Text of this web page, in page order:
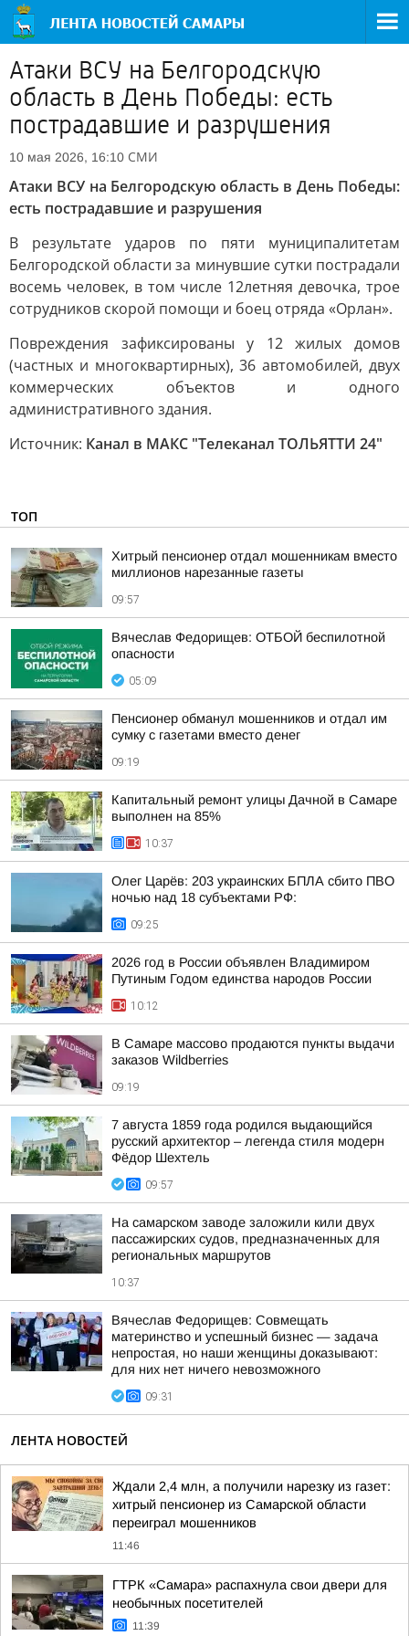
Атаки ВСУ на Белгородскую
область в День Победы: есть
пострадавшие и разрушения
10 мая 2026, 16:10 СМИ
Атаки ВСУ на Белгородскую область в День Победы:
есть пострадавшие и разрушения
В результате ударов по пяти муниципалитетам
Белгородской области за минувшие сутки пострадали
восемь человек, в том числе 12летняя девочка, трое
сотрудников скорой помощи и боец отряда «Орлан».
Повреждения зафиксированы у 12 жилых домов
(частных и многоквартирных), 36 автомобилей, двух
коммерческих объектов и одного
административного здания.
Источник: Канал в МАКС "Телеканал ТОЛЬЯТТИ 24"
ТОП
Хитрый пенсионер отдал мошенникам вместо
миллионов нарезанные газеты
09:57
Вячеслав Федорищев: ОТБОЙ беспилотной
опасности
05:09
Пенсионер обманул мошенников и отдал им
сумку с газетами вместо денег
09:19
Капитальный ремонт улицы Дачной в Самаре
выполнен на 85%
10:37
Олег Царёв: 203 украинских БПЛА сбито ПВО
ночью над 18 субъектами РФ:
09:25
2026 год в России объявлен Владимиром
Путиным Годом единства народов России
10:12
В Самаре массово продаются пункты выдачи
заказов Wildberries
09:19
7 августа 1859 года родился выдающийся
русский архитектор – легенда стиля модерн
Фёдор Шехтель
09:57
На самарском заводе заложили кили двух
пассажирских судов, предназначенных для
региональных маршрутов
10:37
Вячеслав Федорищев: Совмещать
материнство и успешный бизнес — задача
непростая, но наши женщины доказывают:
для них нет ничего невозможного
09:31
ЛЕНТА НОВОСТЕЙ
Ждали 2,4 млн, а получили нарезку из газет:
хитрый пенсионер из Самарской области
переиграл мошенников
11:46
ГТРК «Самара» распахнула свои двери для
необычных посетителей
11:39